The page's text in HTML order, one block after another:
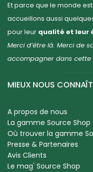
Et parce que le monde
accueillons aussi
pour leur qualité et leur
Merci d’être là. Merci de
accompagner dans
MIEUX NOUS
A propos de nous
La gamme Source Shop
Où trouver la gamme
Presse & Partenaires
Avis Clients
Le mag' Source Shop